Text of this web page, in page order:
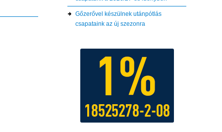
Gőzerővel készülnek utánpótlás
csapataink az új szezonra